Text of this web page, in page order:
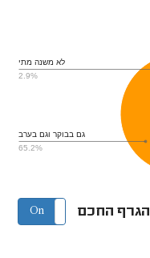
גם בבוקר וגם בערב
65.2%
לא משנה מתי
2.9%
הגרף החכם On Off